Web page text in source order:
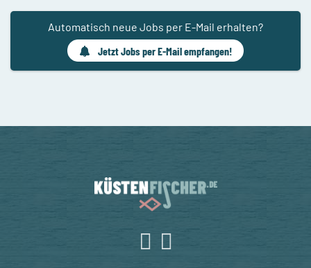
Automatisch neue Jobs per E-Mail erhalten?
Jetzt Jobs per E-Mail empfangen!